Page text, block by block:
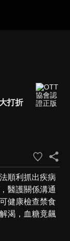
打折
順利抓出疾病
醫護關係溝通
健康檢查禁食
渴，血糖竟飆